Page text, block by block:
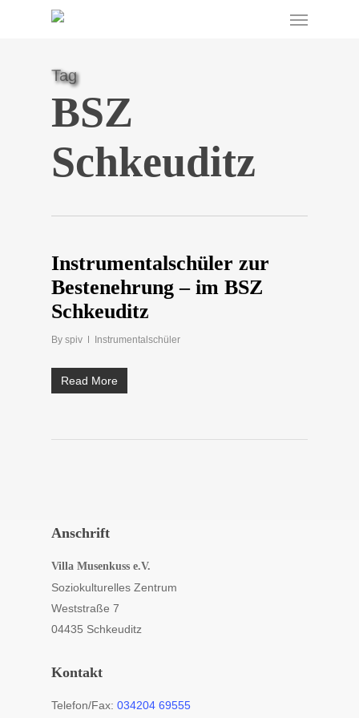
Menu
Tag
BSZ
Schkeuditz
Instrumentalschüler zur
Bestenehrung – im BSZ
Schkeuditz
By spiv Instrumentalschüler
Read More
Anschrift
Villa Musenkuss e.V.
Soziokulturelles Zentrum
Weststraße 7
04435 Schkeuditz
Kontakt
Telefon/Fax: 034204 69555